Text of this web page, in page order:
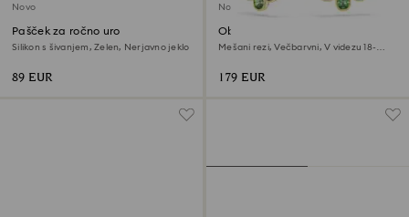
Novo
Pašček za ročno uro
Silikon s šivanjem, Zelen, Nerjavno jeklo
89 EUR
Novo
Obročasti uhani Imber
Mešani rezi, Večbarvni, V videzu 18-
179 EUR